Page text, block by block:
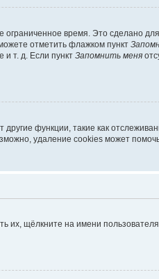
время. Это сделано для
отметить флажком пункт
и т. д. Если пунктЗапомнить меня
функции, такие как
удаление cookies может
их, щёлкните на имени